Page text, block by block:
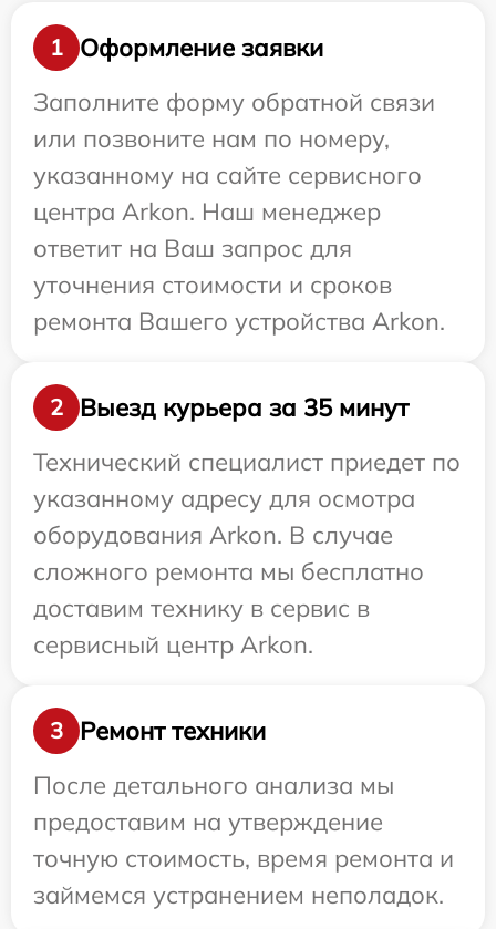
1
Оформление заявки
Заполните форму обратной связи
или позвоните нам по номеру,
указанному на сайте сервисного
центра Arkon. Наш менеджер
ответит на Ваш запрос для
уточнения стоимости и сроков
ремонта Вашего устройства Arkon.
2
Выезд курьера за 35 минут
Технический специалист приедет по
указанному адресу для осмотра
оборудования Arkon. В случае
сложного ремонта мы бесплатно
доставим технику в сервис в
сервисный центр Arkon.
3
Ремонт техники
После детального анализа мы
предоставим на утверждение
точную стоимость, время ремонта и
займемся устранением неполадок.